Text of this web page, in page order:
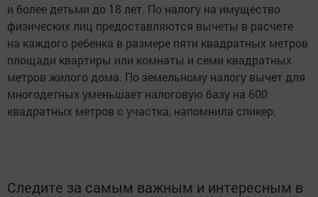
и более детьми до 18 лет. По налогу на имущество
физических лиц предоставляются вычеты в расчете
на каждого ребенка в размере пяти квадратных метров
площади квартиры или комнаты и семи квадратных
метров жилого дома. По земельному налогу вычет для
многодетных уменьшает налоговую базу на 600
квадратных метров с участка, напомнила спикер.
Следите за самым важным и интересным в